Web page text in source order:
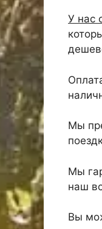
У нас
Мы
Мы
наш
Вы